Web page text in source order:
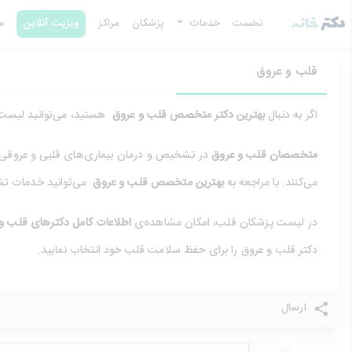
نخست خدمات پزشکان مراکز ویزیت آنلاین
قلب و عروق
اگر به دنبالبهترین دکتر متخصص قلب و عروق هستید، می‌توانید
متخصصان قلب و عروق در تشخیص و درمان بیماری‌های قلبی و عروقی
می‌کنند. با مراجعه بهبهترین متخصص قلب و عروق می‌توانید خدمات
در لیست پزشکان قلب، امکان مشاهده‌یاطلاعات کامل دکترهای
دکتر قلب و عروق را برای حفظ سلامت قلب خود انتخاب نمایید.
ارسال